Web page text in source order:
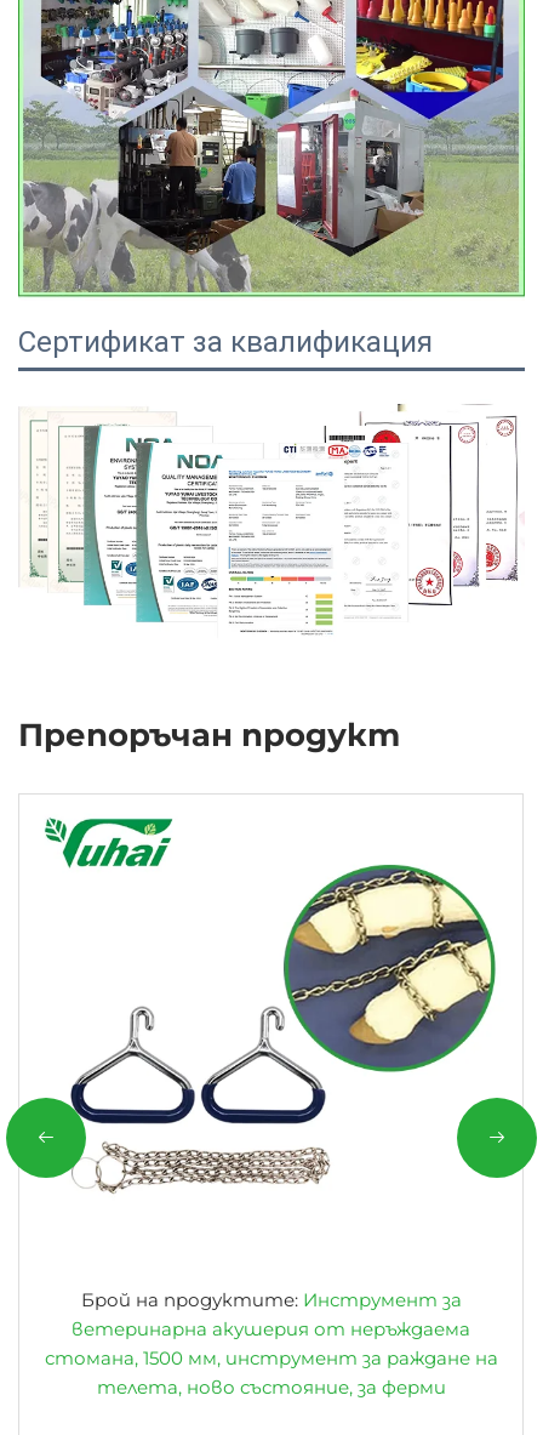
Сертификат за квалификация
Препоръчан продукт
Брой на продуктите:Инструмент за
ветеринарна акушерия от неръждаема
стомана, 1500 мм, инструмент за раждане на
телета, ново състояние, за ферми